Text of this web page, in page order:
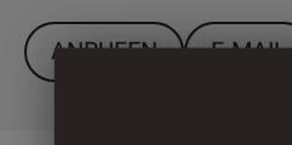
ANRUFEN E-MAIL